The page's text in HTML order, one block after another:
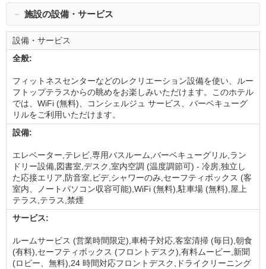
－ 施設の設備・サービス
設備・サービス
全般:
フィットネスセンターなどのレクリエーション設備を使い、ルー
フトップテラスからの眺めをお楽しみいただけます。このホテル
では、WiFi (無料)、コンシェルジュ サービス、バーベキューグ
リルをご利用いただけます。
設備:
エレベーター,テレビ,専用バスルーム,バーベキューグリル,ラン
ドリー設備,図書室,デスク,室内空調 (温度調節可) - 冷房,独立し
た応接エリア,防音室,ビデ,シャワーのみ,セーフティボックス (客
室内、ノートパソコン収容可能),WiFi (無料),駐車場 (無料),屋上
テラス,テラス,禁煙
サービス:
ルームサービス (営業時間限定),車椅子対応,客室清掃 (毎日),朝食
(有料),セーフティボックス (フロントデスク),有料ムービー,新聞
(ロビー、無料),24 時間対応フロントデスク,ドライクリーニング